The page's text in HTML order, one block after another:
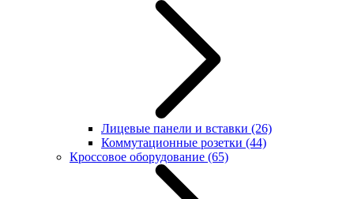
Лицевые панели и вставки (26)
Коммутационные розетки (44)
Кроссовое оборудование (65)